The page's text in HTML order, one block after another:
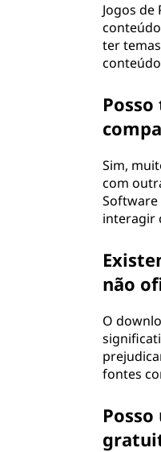
Jogos
ter
Sim,
com
Software
interagir
não
O
fontes